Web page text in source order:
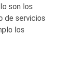
son los
de servicios
los